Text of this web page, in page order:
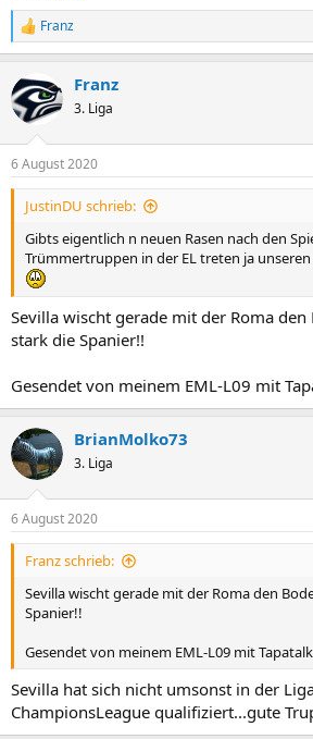
R
e
k
t
i
e
n
Franz
Franz
3. Liga
6 August 2020
JustinDU schrieb:
Gibts eigentlich n neuen Rasen nach den
Trümmertruppen in der EL treten ja
Sevilla wischt gerade mit der Roma den
stark die Spanier!!
Gesendet von meinem EML-L09 mit
BrianMolko73
3. Liga
6 August 2020
Franz schrieb:
Sevilla wischt gerade mit der Roma den
Spanier!!
Gesendet von meinem EML-L09 mit Tapatalk
Sevilla hat sich nicht umsonst in der
ChampionsLeague qualifiziert...gute